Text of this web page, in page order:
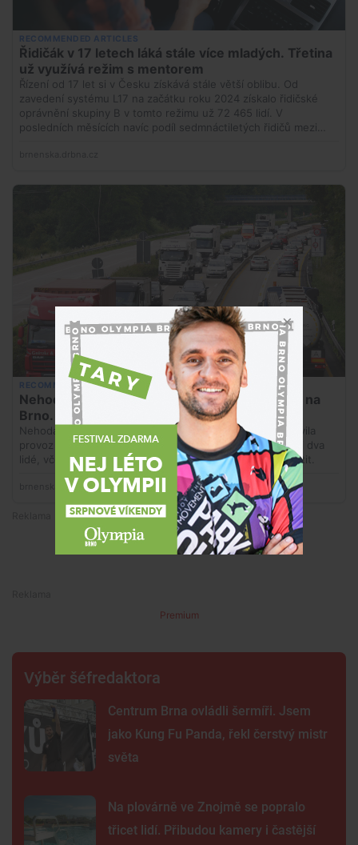
Premium
Premium
Výběr šéfredaktora
Centrum Brna ovládli šermíři. Jsem
jako Kung Fu Panda, řekl čerstvý mistr
světa
Na plovárně ve Znojmě se popralo
třicet lidí. Přibudou kamery i častější